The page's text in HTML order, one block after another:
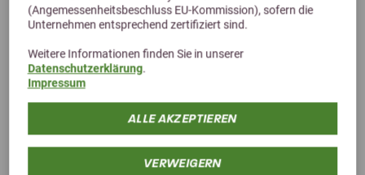
(Angemessenheitsbeschluss EU-Kommission), sofern die
Unternehmen entsprechend zertifiziert sind.
Weitere Informationen finden Sie in unserer
Datenschutzerklärung.
Impressum
ALLE AKZEPTIEREN
VERWEIGERN
Alternative Produkte